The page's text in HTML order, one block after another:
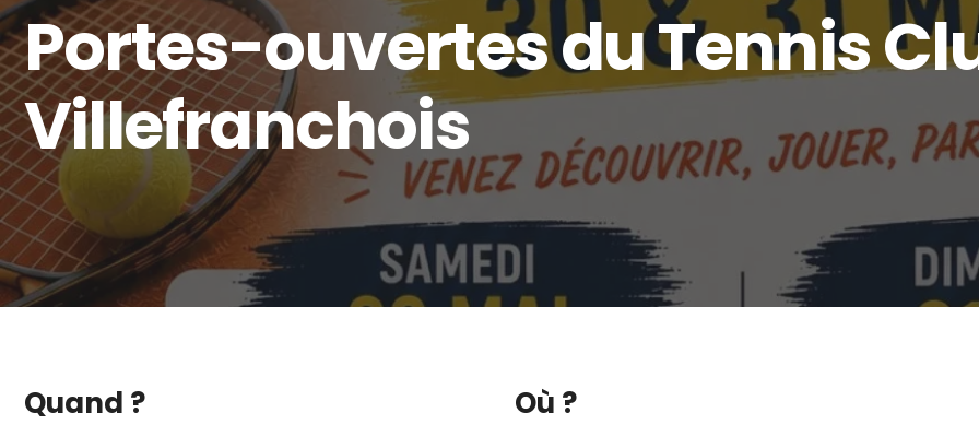
Portes-ouvertes du Tennis
Villefranchois
Quand ? Où ?